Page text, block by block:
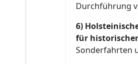
Durchführung
6)
für
Sonderfahrten